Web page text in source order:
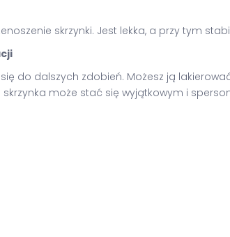
skrzynki. Jest lekka, a przy tym
do dalszych zdobień. Możesz ją
może stać się wyjątkowym i